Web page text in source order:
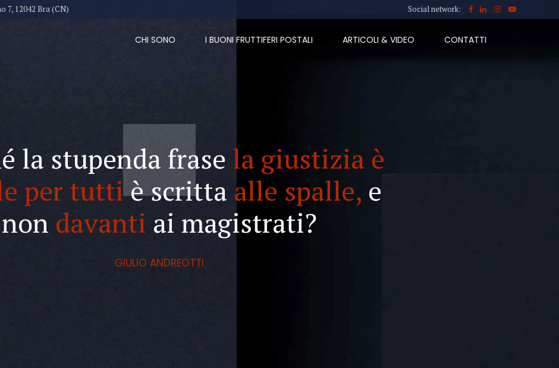
7, 12042 Bra (CN) Social network:
CHI SONO I BUONI FRUTTIFERI POSTALI ARTICOLI & VIDEO CONTATTI
la stupenda frase la giustizia è
per tuttiè scritta alle spalle, e
non davanti ai magistrati?
GIULIO ANDREOTTI